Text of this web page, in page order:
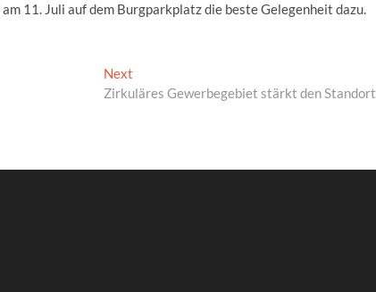
11. Juli auf dem Burgparkplatz die beste Gelegenheit dazu.
Next
post:
Zirkuläres Gewerbegebiet stärkt den Standort